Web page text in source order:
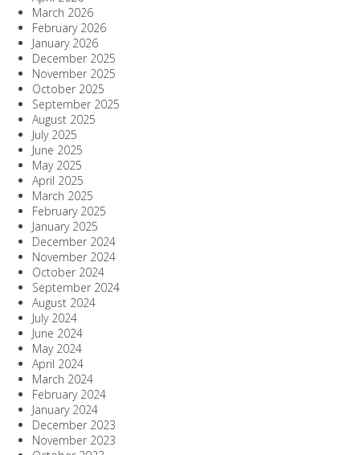
March 2026
February 2026
January 2026
December 2025
November 2025
October 2025
September 2025
August 2025
July 2025
June 2025
May 2025
April 2025
March 2025
February 2025
January 2025
December 2024
November 2024
October 2024
September 2024
August 2024
July 2024
June 2024
May 2024
April 2024
March 2024
February 2024
January 2024
December 2023
November 2023